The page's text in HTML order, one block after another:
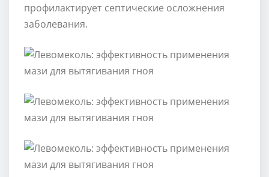
профилактирует септические осложнения
заболевания.